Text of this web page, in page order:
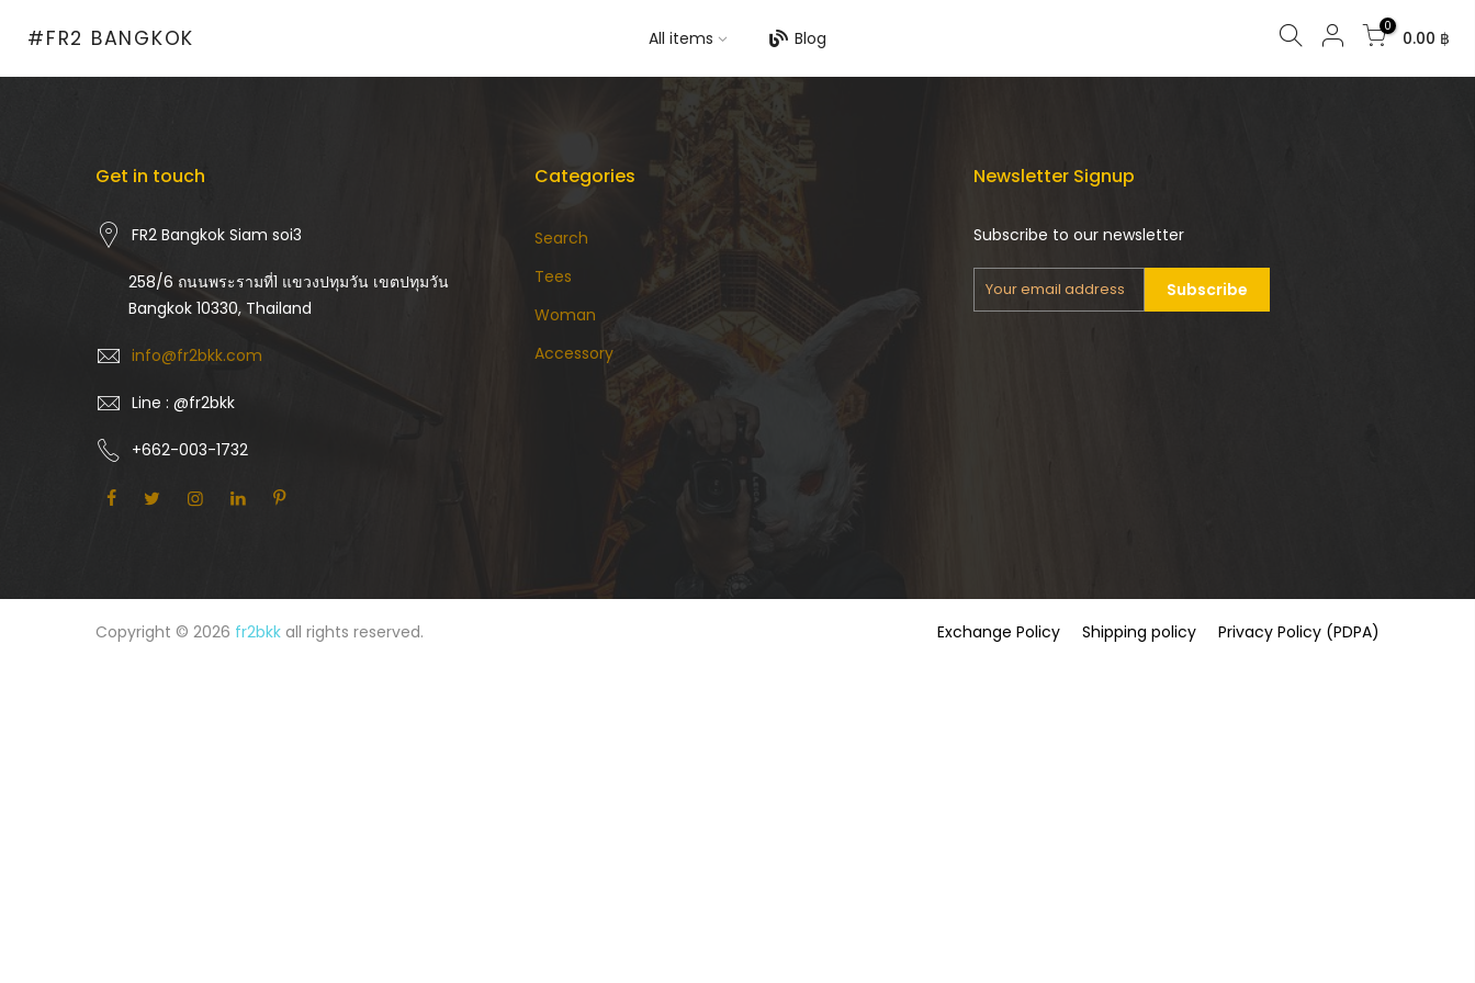
#FR2 BANGKOK All items Blog
0
0.00 ฿
Get in touch
FR2 Bangkok Siam soi3
258/6 ถนนพระรามที่1 แขวงปทุมวัน เขตปทุมวัน
Bangkok 10330, Thailand
info@fr2bkk.com
Line : @fr2bkk
+662-003-1732
Categories
Search
Tees
Woman
Accessory
Newsletter Signup
Subscribe to our newsletter
Subscribe
Copyright © 2026 fr2bkk all rights reserved. Exchange Policy Shipping policy Privacy Policy (PDPA)